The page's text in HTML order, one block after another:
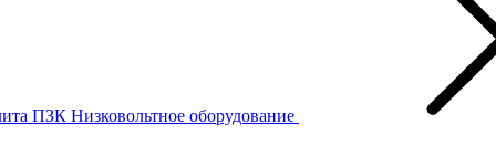
ПЗК Низковольтное оборудование